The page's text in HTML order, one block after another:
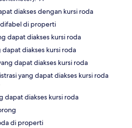
diakses dengan kursi roda
di properti
dapat diakses kursi roda
diakses kursi roda
dapat diakses kursi roda
yang dapat diakses kursi roda
dapat diakses kursi roda
di properti